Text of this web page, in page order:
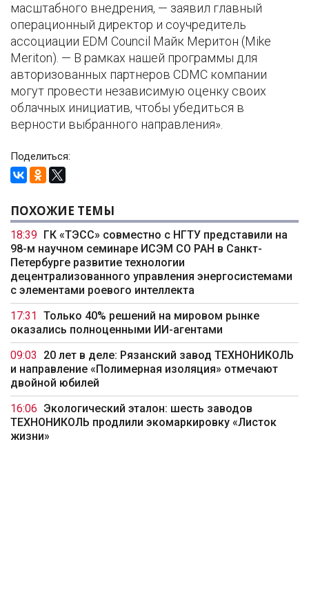
масштабного внедрения, — заявил главный
операционный директор и соучредитель
ассоциации EDM Council Майк Меритон (Mike
Meriton). — В рамках нашей программы для
авторизованных партнеров CDMC компании
могут провести независимую оценку своих
облачных инициатив, чтобы убедиться в
верности выбранного направления».
Поделиться:
ПОХОЖИЕ ТЕМЫ
18:39
ГК «ТЭСС» совместно с НГТУ представили на
98-м научном семинаре ИСЭМ СО РАН в Санкт-
Петербурге развитие технологии
децентрализованного управления энергосистемами
с элементами роевого интеллекта
17:31
Только 40% решений на мировом рынке
оказались полноценными ИИ-агентами
09:03
20 лет в деле: Рязанский завод ТЕХНОНИКОЛЬ
и направление «Полимерная изоляция» отмечают
двойной юбилей
16:06 Экологический эталон: шесть заводов
ТЕХНОНИКОЛЬ продлили экомаркировку «Листок
жизни»